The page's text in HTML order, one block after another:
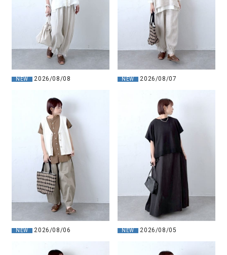
NEW 2026/08/08 NEW 2026/08/07
NEW 2026/08/06 NEW 2026/08/05